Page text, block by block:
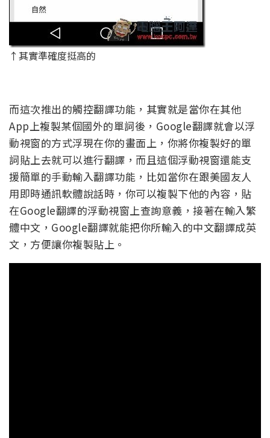
↑其實準確度挺高的
而這次推出的觸控翻譯功能，其實就是當你在其他
App上複製某個國外的單詞後，Google翻譯就會以浮
動視窗的方式浮現在你的畫面上，你將你複製好的單
詞貼上去就可以進行翻譯，而且這個浮動視窗還能支
援簡單的手動輸入翻譯功能，比如當你在跟美國友人
用即時通訊軟體說話時，你可以複製下他的內容，貼
在Google翻譯的浮動視窗上查詢意義，接著在輸入繁
體中文，Google翻譯就能把你所輸入的中文翻譯成英
文，方便讓你複製貼上。